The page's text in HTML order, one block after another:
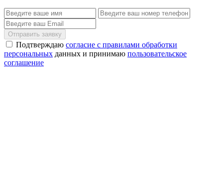
Отправить заявку
Подтверждаю согласие с правилами обработки
персональных данных и принимаю пользовательское
соглашение